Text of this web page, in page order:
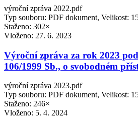
výroční zpráva 2022.pdf
Typ souboru: PDF dokument, Velikost:
Staženo: 302×
Vloženo: 27. 6. 2023
Výroční zpráva za rok 2023
106/1999 Sb., o svobodném
výroční zpráva 2023.pdf
Typ souboru: PDF dokument, Velikost:
Staženo: 246×
Vloženo: 5. 4. 2024